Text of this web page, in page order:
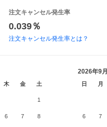
注文キャンセル発生率
0.039％
注文キャンセル発生率とは？
木 金 土
1
6 7 8
2026年9月
日 月
6 7